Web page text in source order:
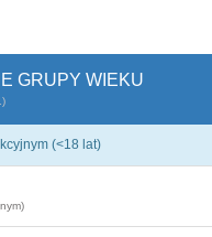
GRUPY WIEKU
(<18 lat)